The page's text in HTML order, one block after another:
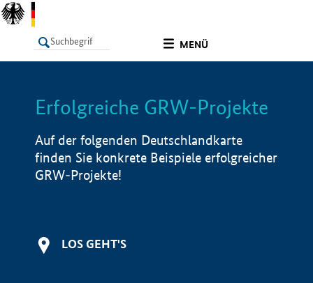
MENÜ
LISTE Info
Erfolgreiche GRW-Projekte
Auf der folgenden Deutschlandkarte
finden Sie konkrete Beispiele erfolgreicher
GRW-Projekte!
LOS GEHT'S